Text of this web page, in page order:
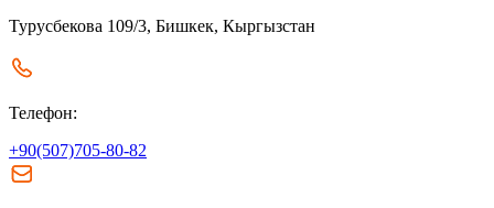
Турусбекова 109/3, Бишкек, Кыргызстан
Телефон:
+90(507)705-80-82